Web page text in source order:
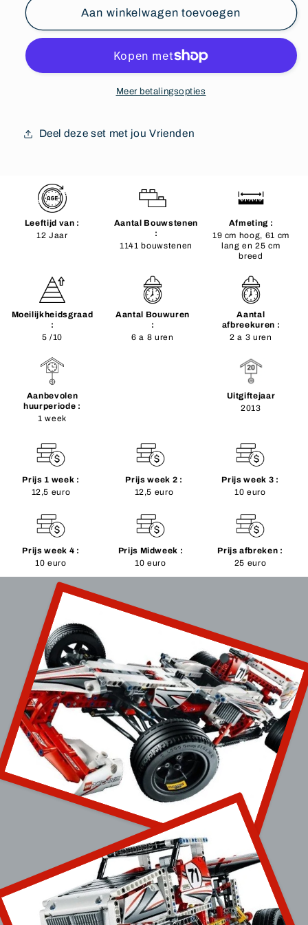
Aan winkelwagen toevoegen
Meer betalingsopties
Deel deze set met jou Vrienden
Leeftijd van :
12 Jaar
Aantal Bouwstenen
:
1141 bouwstenen
Afmeting :
19 cm hoog, 61 cm
lang en 25 cm
breed
Moeilijkheidsgraad
:
5 /10
Aantal Bouwuren
:
6 a 8 uren
Aantal
afbreekuren :
2 a 3 uren
Aanbevolen
huurperiode :
1 week
Uitgiftejaar
2013
Prijs 1 week :
12,5 euro
Prijs week 2 :
12,5 euro
Prijs week 3 :
10 euro
Prijs week 4 :
10 euro
Prijs Midweek :
10 euro
Prijs afbreken :
25 euro